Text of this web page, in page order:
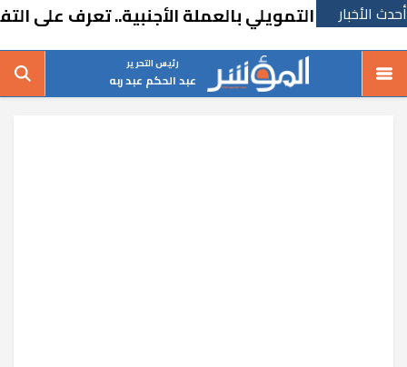
أحدث الأخبارالتمويلي بالعملة الأجنبية.. تعرف على
رئيس التحرير
عبد الحكم عبد ربه